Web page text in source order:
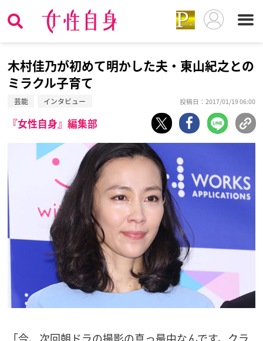
木村佳乃が初めて明かした夫・東山紀之との
ミラクル子育て
芸能 インタビュー 投稿日：2017/01/19 06:00
『女性自身』編集部